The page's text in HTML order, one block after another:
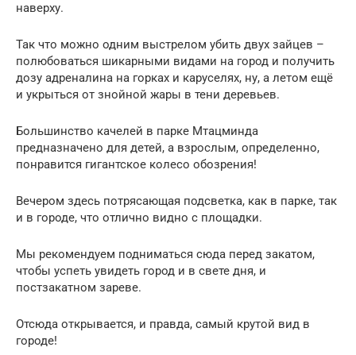
наверху.
Так что можно одним выстрелом убить двух зайцев –
полюбоваться шикарными видами на город и получить
дозу адреналина на горках и каруселях, ну, а летом ещё
и укрыться от знойной жары в тени деревьев.
Большинство качелей в парке Мтацминда
предназначено для детей, а взрослым, определенно,
понравится гигантское колесо обозрения!
Вечером здесь потрясающая подсветка, как в парке, так
и в городе, что отлично видно с площадки.
Мы рекомендуем подниматься сюда перед закатом,
чтобы успеть увидеть город и в свете дня, и
постзакатном зареве.
Отсюда открывается, и правда, самый крутой вид в
городе!